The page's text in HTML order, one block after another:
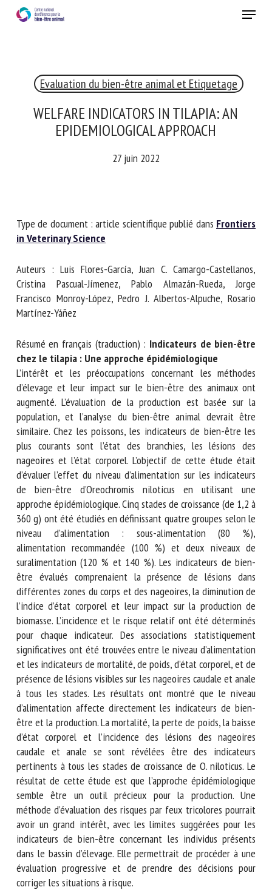
Menu
Evaluation du bien-être animal et Etiquetage
WELFARE INDICATORS IN TILAPIA: AN
EPIDEMIOLOGICAL APPROACH
27 juin 2022
Type de document : article scientifique publié dans
Frontiers in Veterinary Science
Auteurs : Luis Flores-García, Juan C. Camargo-Castellanos,
Cristina Pascual-Jímenez, Pablo Almazán-Rueda, Jorge
Francisco Monroy-López, Pedro J. Albertos-Alpuche, Rosario
Martínez-Yáñez
Résumé en français (traduction) :Indicateurs de bien-
être chez le tilapia : Une approche épidémiologique
L’intérêt et les préoccupations concernant les méthodes
d’élevage et leur impact sur le bien-être des animaux ont
augmenté. L’évaluation de la production est basée sur la
population, et l’analyse du bien-être animal devrait être
similaire. Chez les poissons, les indicateurs de bien-être les
plus courants sont l’état des branchies, les lésions des
nageoires et l’état corporel. L’objectif de cette étude était
d’évaluer l’effet du niveau d’alimentation sur les indicateurs
de bien-être d’Oreochromis niloticus en utilisant une
approche épidémiologique. Cinq stades de croissance (de
1,2 à 360 g) ont été étudiés en définissant quatre groupes
selon le niveau d’alimentation : sous-alimentation (80 %),
alimentation recommandée (100 %) et deux niveaux de
suralimentation (120 % et 140 %). Les indicateurs de bien-
être évalués comprenaient la présence de lésions dans
différentes zones du corps et des nageoires, la diminution
de l’indice d’état corporel et leur impact sur la production
de biomasse. L’incidence et le risque relatif ont été
déterminés pour chaque indicateur. Des associations
statistiquement significatives ont été trouvées entre le
niveau d’alimentation et les indicateurs de mortalité, de
poids, d’état corporel, et de présence de lésions visibles sur
les nageoires caudale et anale à tous les stades. Les
résultats ont montré que le niveau d’alimentation affecte
directement les indicateurs de bien-être et la production.
La mortalité, la perte de poids, la baisse d’état corporel et
l’incidence des lésions des nageoires caudale et anale se
sont révélées être des indicateurs pertinents à tous les
stades de croissance de O. niloticus. Le résultat de cette
étude est que l’approche épidémiologique semble être un
outil précieux pour la production. Une méthode d’évaluation
des risques par feux tricolores pourrait avoir un grand
intérêt, avec les limites suggérées pour les indicateurs de
bien-être concernant les individus présents dans le bassin
d’élevage. Elle permettrait de procéder à une évaluation
progressive et de prendre des décisions pour corriger les
RECEVEZ CHAQUE MOIS GRATUITEMENT
ANIMAL
Veuillez remplir le formulaire ci-dessous pour vous inscrire à
notre newsletter :
Nom *
Organisme *
E-mail *
En soumettant ce formulaire, j'accepte que les
informations saisies soient utilisées dans le cadre de la
relation avec le CNR BEA. *
Les champs suivis de * sont obligatoires